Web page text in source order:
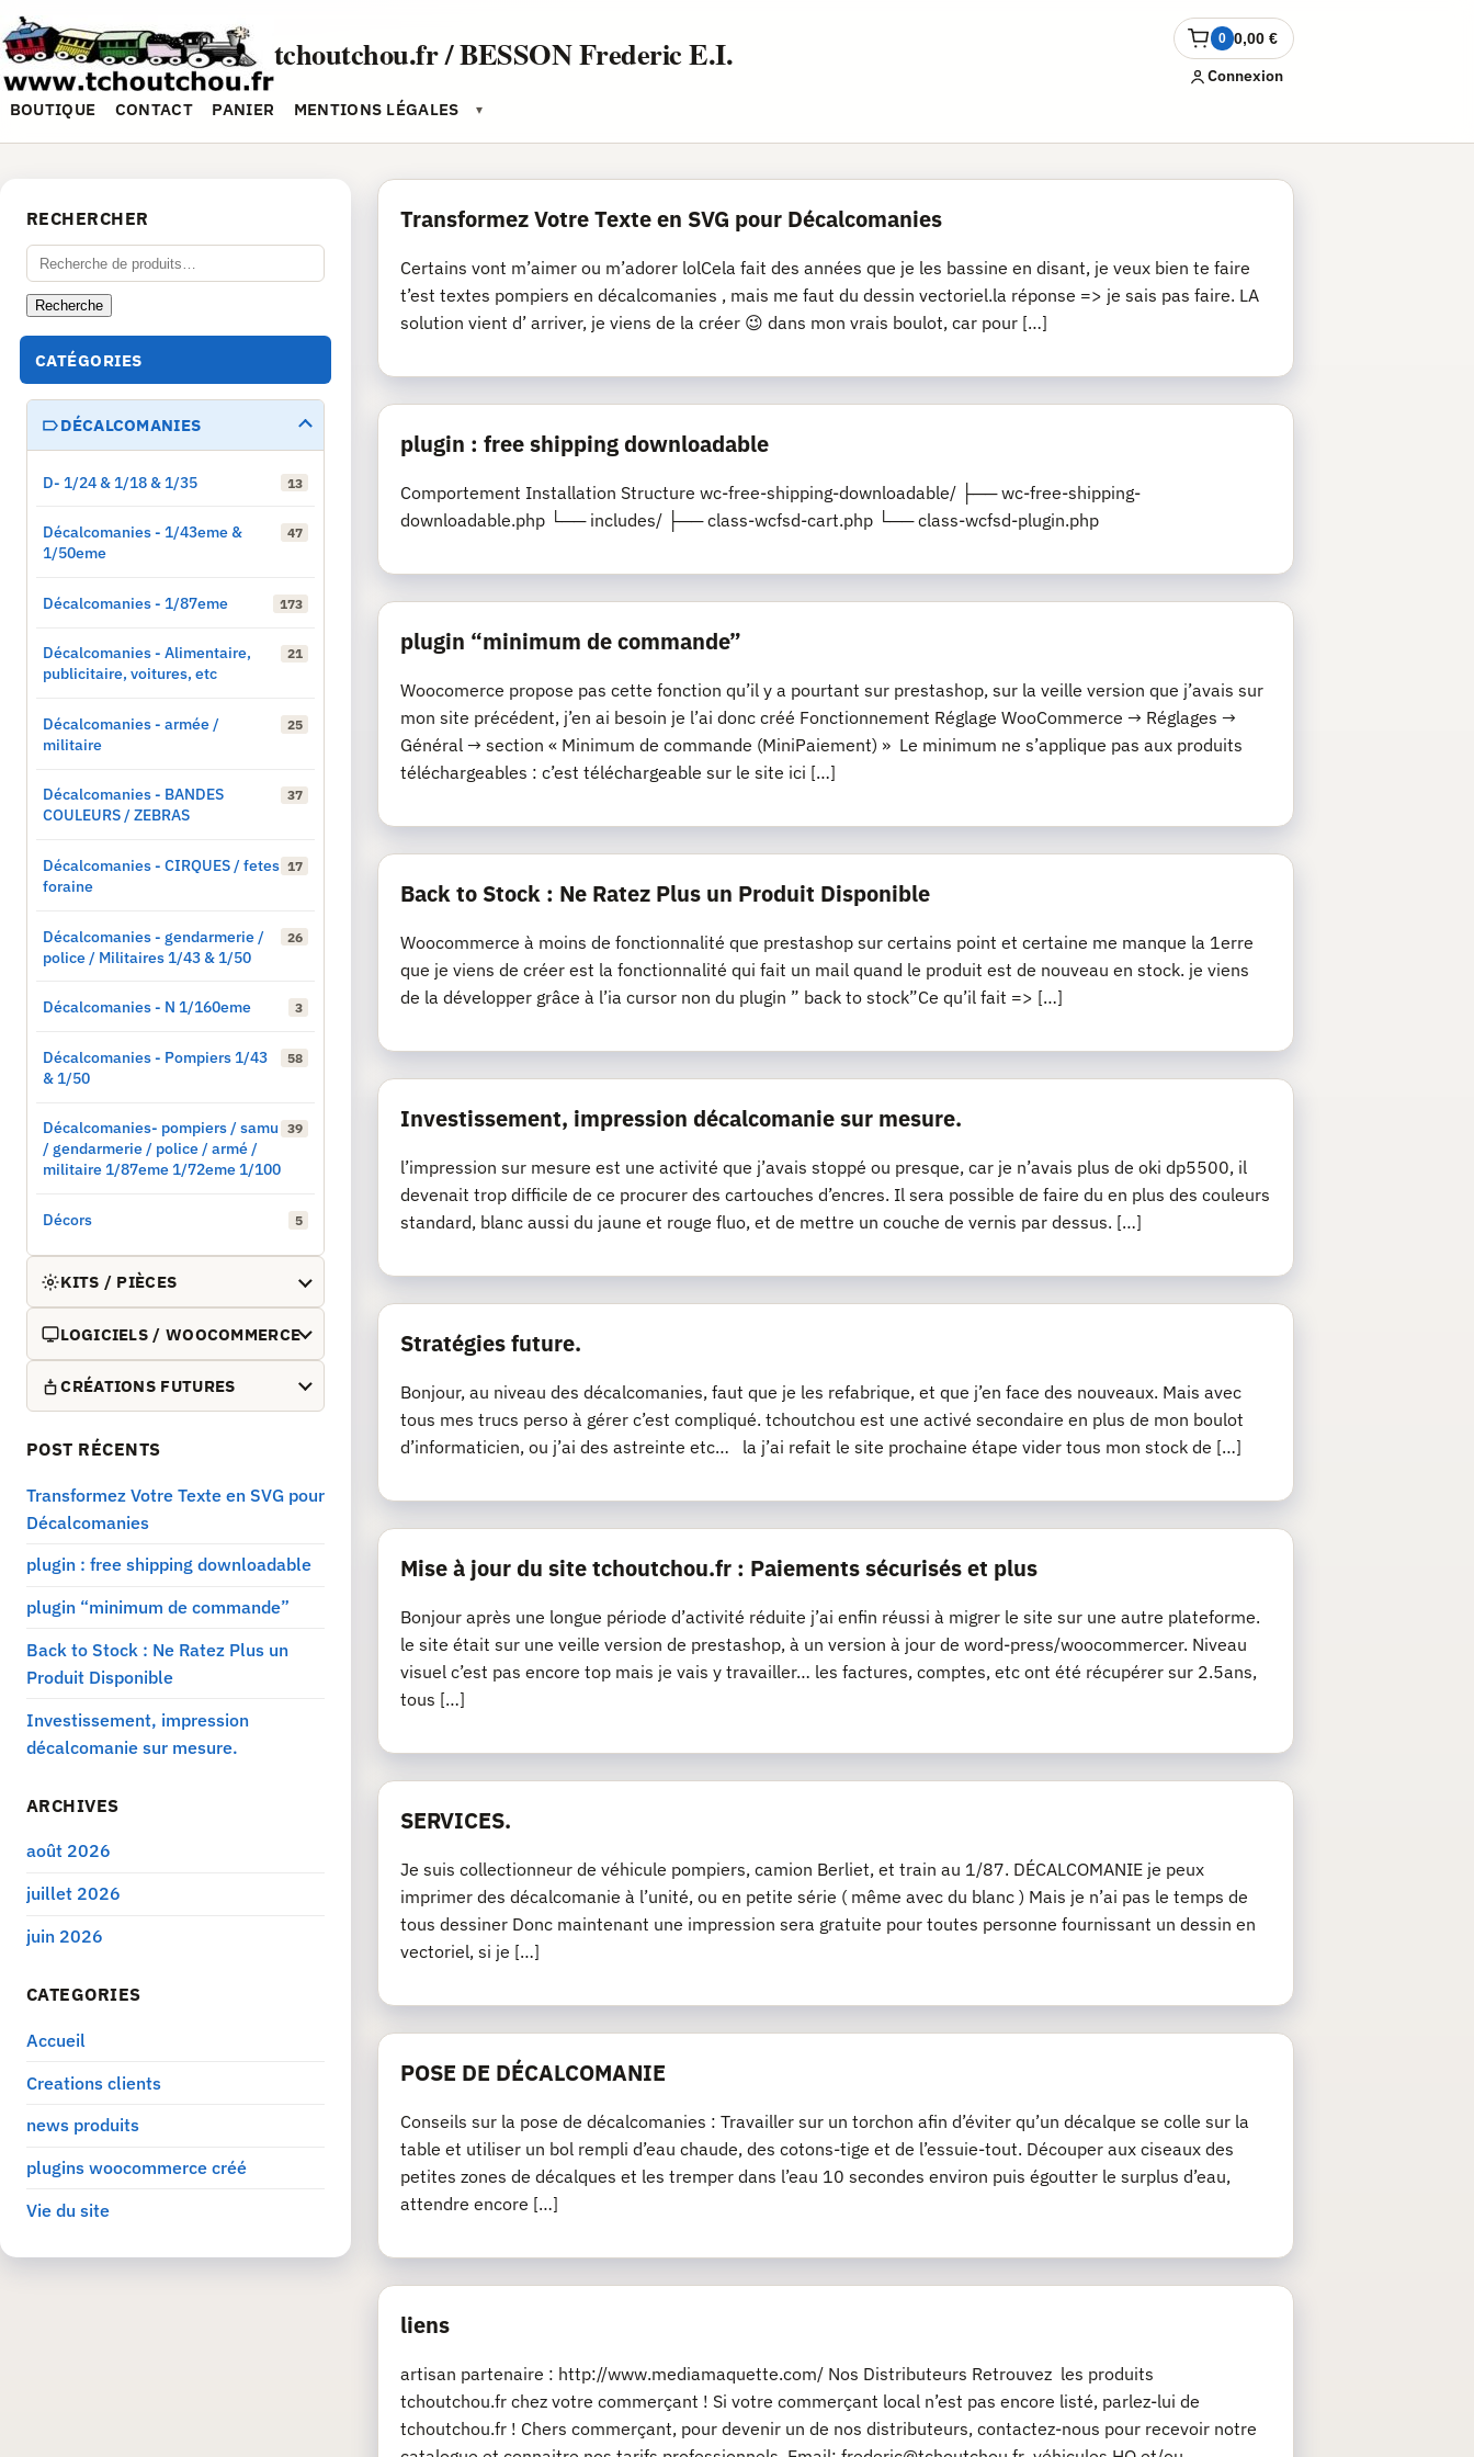
Aller
au
contenu
tchoutchou.fr / BESSON Frederic E.I.
BOUTIQUE CONTACT PANIER MENTIONS LÉGALES ▾
0 0,00€
Ouvrir
le
panierConnexion
Transformez Votre Texte en SVG pour Décalcomanies
Certains vont m’aimer ou m’adorer lolCela fait des années que je les bassine en disant, je veux bien te faire
t’est textes pompiers en décalcomanies , mais me faut du dessin vectoriel.la réponse => je sais pas faire. LA
solution vient d’ arriver, je viens de la créer 😉 dans mon vrais boulot, car pour […]
plugin : free shipping downloadable
Comportement Installation Structure wc-free-shipping-downloadable/ ├── wc-free-shipping-
downloadable.php └── includes/ ├── class-wcfsd-cart.php └── class-wcfsd-plugin.php
plugin “minimum de commande”
Woocomerce propose pas cette fonction qu’il y a pourtant sur prestashop, sur la veille version que j’avais sur
mon site précédent, j’en ai besoin je l’ai donc créé Fonctionnement Réglage WooCommerce → Réglages →
Général → section « Minimum de commande (MiniPaiement) » Le minimum ne s’applique pas aux produits
téléchargeables : c’est téléchargeable sur le site ici […]
Back to Stock : Ne Ratez Plus un Produit Disponible
Woocommerce à moins de fonctionnalité que prestashop sur certains point et certaine me manque la 1erre
que je viens de créer est la fonctionnalité qui fait un mail quand le produit est de nouveau en stock. je viens
de la développer grâce à l’ia cursor non du plugin ” back to stock”Ce qu’il fait => […]
Investissement, impression décalcomanie sur mesure.
l’impression sur mesure est une activité que j’avais stoppé ou presque, car je n’avais plus de oki dp5500, il
devenait trop difficile de ce procurer des cartouches d’encres. Il sera possible de faire du en plus des couleurs
standard, blanc aussi du jaune et rouge fluo, et de mettre un couche de vernis par dessus. […]
Stratégies future.
Bonjour, au niveau des décalcomanies, faut que je les refabrique, et que j’en face des nouveaux. Mais avec
tous mes trucs perso à gérer c’est compliqué. tchoutchou est une activé secondaire en plus de mon boulot
d’informaticien, ou j’ai des astreinte etc… la j’ai refait le site prochaine étape vider tous mon stock de […]
Mise à jour du site tchoutchou.fr : Paiements sécurisés et plus
Bonjour après une longue période d’activité réduite j’ai enfin réussi à migrer le site sur une autre plateforme.
le site était sur une veille version de prestashop, à un version à jour de word-press/woocommercer. Niveau
visuel c’est pas encore top mais je vais y travailler… les factures, comptes, etc ont été récupérer sur 2.5ans,
tous […]
SERVICES.
Je suis collectionneur de véhicule pompiers, camion Berliet, et train au 1/87. DÉCALCOMANIE je peux
imprimer des décalcomanie à l’unité, ou en petite série ( même avec du blanc ) Mais je n’ai pas le temps de
tous dessiner Donc maintenant une impression sera gratuite pour toutes personne fournissant un dessin en
vectoriel, si je […]
POSE DE DÉCALCOMANIE
Conseils sur la pose de décalcomanies : Travailler sur un torchon afin d’éviter qu’un décalque se colle sur la
table et utiliser un bol rempli d’eau chaude, des cotons-tige et de l’essuie-tout. Découper aux ciseaux des
petites zones de décalques et les tremper dans l’eau 10 secondes environ puis égoutter le surplus d’eau,
attendre encore […]
liens
artisan partenaire : http://www.mediamaquette.com/ Nos Distributeurs Retrouvez les produits
tchoutchou.fr chez votre commerçant ! Si votre commerçant local n’est pas encore listé, parlez-lui de
tchoutchou.fr ! Chers commerçant, pour devenir un de nos distributeurs, contactez-nous pour recevoir notre
RECHERCHER
Recherche
pour :
Recherche
CATÉGORIES
DÉCALCOMANIES
D- 1/24 & 1/18 & 1/35 13
Décalcomanies - 1/43eme &
1/50eme
47
Décalcomanies - 1/87eme 173
Décalcomanies - Alimentaire,
publicitaire, voitures, etc
21
Décalcomanies - armée /
militaire
25
Décalcomanies - BANDES
COULEURS / ZEBRAS
37
Décalcomanies - CIRQUES / fetes
foraine
17
Décalcomanies - gendarmerie /
police / Militaires 1/43 & 1/50
26
Décalcomanies - N 1/160eme 3
Décalcomanies - Pompiers 1/43
& 1/50
58
Décalcomanies- pompiers / samu
/ gendarmerie / police / armé /
militaire 1/87eme 1/72eme 1/100
39
Décors 5
KITS / PIÈCES
LOGICIELS / WOOCOMMERCE
CRÉATIONS FUTURES
POST RÉCENTS
Transformez Votre Texte en SVG pour
Décalcomanies
plugin : free shipping downloadable
plugin “minimum de commande”
Back to Stock : Ne Ratez Plus un
Produit Disponible
Investissement, impression
décalcomanie sur mesure.
ARCHIVES
août 2026
juillet 2026
juin 2026
CATEGORIES
Accueil
Creations clients
news produits
plugins woocommerce créé
Vie du site